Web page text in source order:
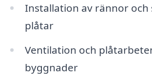
Installation av rännor och
plåtar
Ventilation och
byggnader